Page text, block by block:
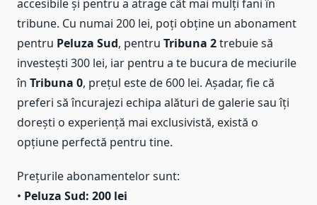
accesibile și pentru a atrage cât mai mulți fani în
tribune. Cu numai 200 lei, poți obține un abonament
pentru Peluza Sud, pentru Tribuna 2trebuie să
investești 300 lei, iar pentru a te bucura de meciurile
în Tribuna 0, prețul este de 600 lei. Așadar, fie că
preferi să încurajezi echipa alături de galerie sau îți
dorești o experiență mai exclusivistă, există o
opțiune perfectă pentru tine.
Prețurile abonamentelor sunt:
• Peluza Sud: 200 lei